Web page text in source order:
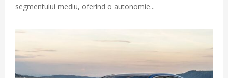
segmentului mediu, oferind o autonomie...